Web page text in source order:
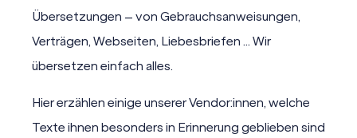
Übersetzungen – von Gebrauchsanweisungen,
Verträgen, Webseiten, Liebesbriefen … Wir
übersetzen einfach alles.
Hier erzählen einige unserer Vendor:innen, welche
Texte ihnen besonders in Erinnerung geblieben sind